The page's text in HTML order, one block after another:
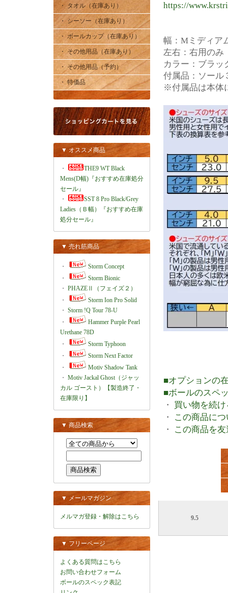
・ タオル（在庫あり）
・ シーソー（在庫あり）
・ ボールカップ（在庫あり）
・ その他用品（在庫あり）
・ その他用品（予約）
・ 特価品
▼ オススメ商品
・
THE9 WT Black
Mens(D幅)『おすすめ在庫処分
セール』
・
SST 8 Pro Black/Grey
Ladies（Ｂ幅）『おすすめ在庫
処分セール』
▼ 売れ筋商品
・
Storm Concept
・
Storm Bionic
・ PHAZEⅡ（フェイズ２）
・
Storm Ion Pro Solid
・ Storm !Q Tour 78-U
・
Hammer Purple Pearl
Urethane 78D
・
Storm Typhoon
・
Storm Next Factor
・
Motiv Shadow Tank
・ Motiv Jackal Ghost（ジャッ
カル ゴースト）【製造終了・
在庫限り】
▼ 商品検索
▼ メールマガジン
メルマガ登録・解除はこちら
▼ フリーページ
よくある質問はこちら
お問い合わせフォーム
ボールのスペック表記
https://
幅：Mミディア
左右：右用のみ
カラー：ブラッ
付属品：ソール
※付属品は本体
■オプションの
■ボールのスペ
・ 買い物を続け
・
この商品に
・
この商品を
9.5